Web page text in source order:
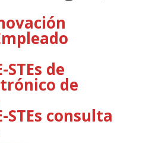
de
de
STEs consulta